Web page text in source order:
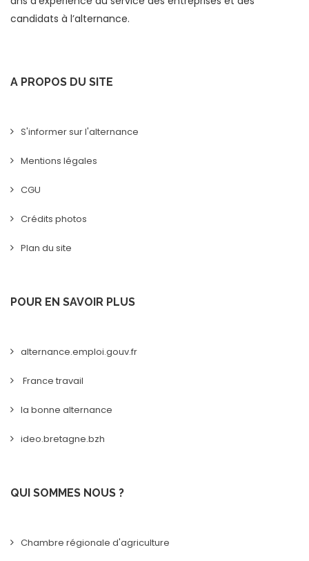
candidats à l’alternance.
A PROPOS DU SITE
S'informer sur l'alternance
Mentions légales
CGU
Crédits photos
Plan du site
POUR EN SAVOIR PLUS
alternance.emploi.gouv.fr
France travail
la bonne alternance
ideo.bretagne.bzh
QUI SOMMES NOUS ?
Chambre régionale d'agriculture